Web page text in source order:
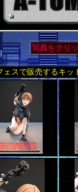
写真をクリ
ェスで販売するキ